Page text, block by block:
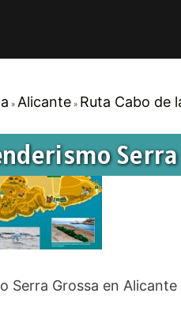
Alicante Ruta Cabo de
Serra Grossa en Alicante